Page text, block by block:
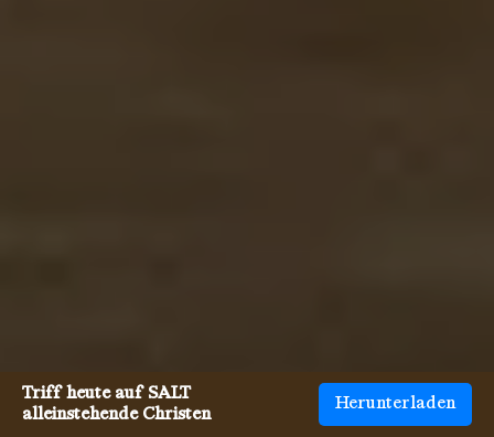
Triff heute auf SALT
alleinstehende Christen
Herunterladen